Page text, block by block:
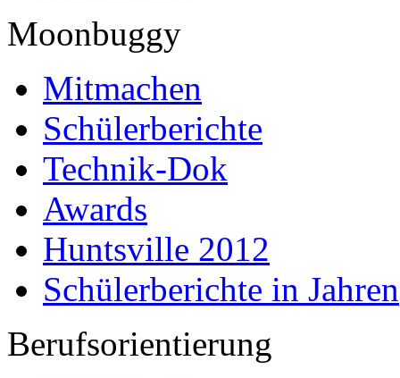
Moonbuggy
Mitmachen
Schülerberichte
Technik-Dok
Awards
Huntsville 2012
Schülerberichte in Jahren
Berufsorientierung